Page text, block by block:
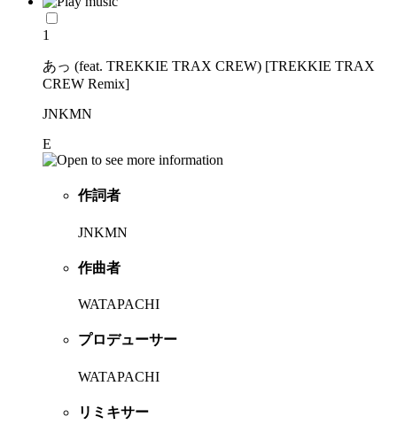
1
あっ (feat. TREKKIE TRAX CREW) [TREKKIE TRAX
CREW Remix]
JNKMN
E
作詞者
JNKMN
作曲者
WATAPACHI
プロデューサー
WATAPACHI
リミキサー